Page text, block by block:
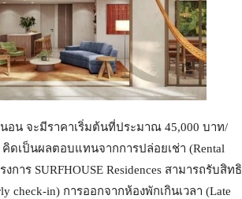
อน จะมีราคาเริ่มต้นที่ประมาณ 45,000 บาท/
ดเป็นผลตอบแทนจากการปล่อยเช่า (Rental
ร SURFHOUSE Residences สามารถรับสิทธิ
check-in) การออกจากห้องพักเกินเวลา (Late